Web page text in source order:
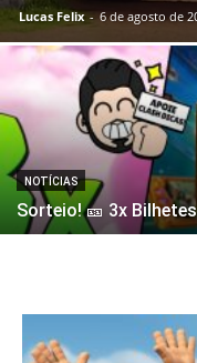
Lucas Felix - 6 de agosto de
NOTÍCIAS
Sorteio! 🎫 3x